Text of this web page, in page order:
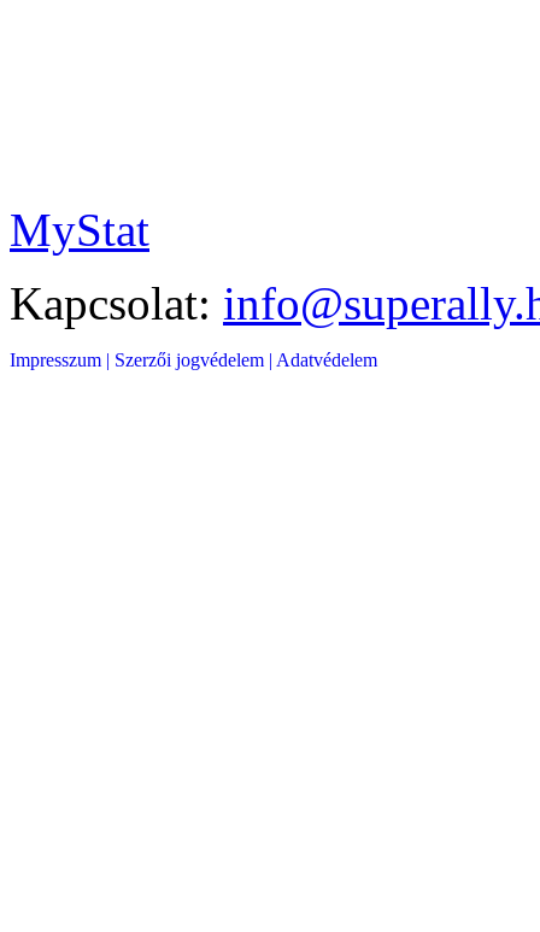
MyStat
Kapcsolat:
Impresszum | Szerzői jogvédelem | Adatvédelem